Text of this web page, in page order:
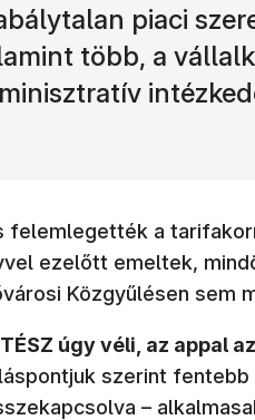
piaci
több, a
felemlegették a
ezelőtt emeltek,
Közgyűlésen sem
TÉSZ úgy véli, az appal
szerint
–